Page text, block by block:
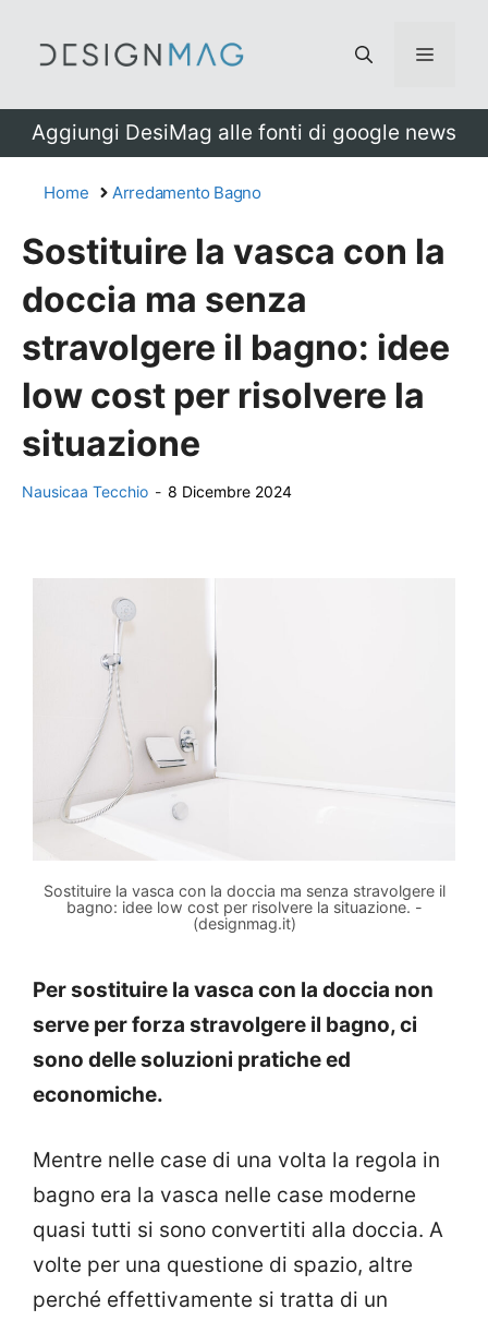
Menu
Aggiungi DesiMag alle fonti di google news
Home Arredamento Bagno
Sostituire la vasca con la
doccia ma senza
stravolgere il bagno: idee
low cost per risolvere la
situazione
Nausicaa Tecchio - 8 Dicembre 2024
Sostituire la vasca con la doccia ma senza stravolgere il
bagno: idee low cost per risolvere la situazione. -
(designmag.it)
Per sostituire la vasca con la doccia non
serve per forza stravolgere il bagno, ci
sono delle soluzioni pratiche ed
economiche.
Mentre nelle case di una volta la regola in
bagno era la vasca nelle case moderne
quasi tutti si sono convertiti alla doccia. A
volte per una questione di spazio, altre
perché effettivamente si tratta di un